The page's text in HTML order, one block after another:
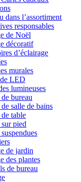
dans l’assortiment
responsables
de Noël
décoratif
d’éclairage
murales
LED
lumineuses
bureau
salle de bains
table
pied
de jardin
des plantes
de bureau